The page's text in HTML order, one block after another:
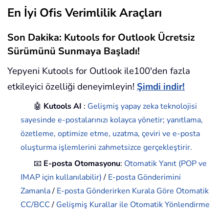
En İyi Ofis Verimlilik Araçları
Son Dakika: Kutools for Outlook Ücretsiz
Sürümünü Sunmaya Başladı!
Yepyeni Kutools for Outlook ile100'den fazla
etkileyici özelliği deneyimleyin! Şimdi indir!
🤖 Kutools AI : Gelişmiş yapay zeka teknolojisi
sayesinde e-postalarınızı kolayca yönetir; yanıtlama,
özetleme, optimize etme, uzatma, çeviri ve e-posta
oluşturma işlemlerini zahmetsizce gerçekleştirir.
📧 E-posta Otomasyonu: Otomatik Yanıt (POP ve
IMAP için kullanılabilir)/ E-posta Gönderimini
Zamanla/ E-posta Gönderirken Kurala Göre Otomatik
CC/BCC/ Gelişmiş Kurallar ile Otomatik Yönlendirme